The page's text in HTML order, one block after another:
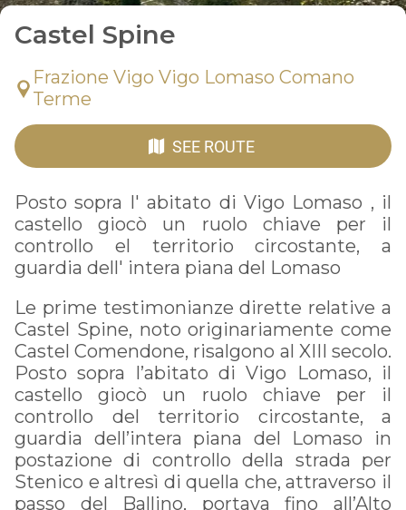
Castel Spine
Frazione Vigo Vigo Lomaso Comano
Terme
SEE ROUTE
Posto sopra l' abitato di Vigo Lomaso , il
castello giocò un ruolo chiave per il
controllo el territorio circostante, a
guardia dell' intera piana del Lomaso
Le prime testimonianze dirette relative a
Castel Spine, noto originariamente come
Castel Comendone, risalgono al XIII secolo.
Posto sopra l’abitato di Vigo Lomaso, il
castello giocò un ruolo chiave per il
controllo del territorio circostante, a
guardia dell’intera piana del Lomaso in
postazione di controllo della strada per
Stenico e altresì di quella che, attraverso il
passo del Ballino, portava fino all’Alto